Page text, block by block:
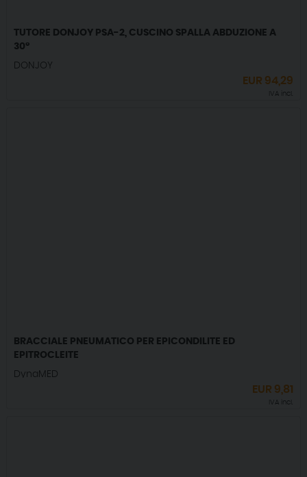
TUTORE DONJOY PSA-2, CUSCINO SPALLA ABDUZIONE A
30°
DONJOY
EUR 94,29
IVA incl.
BRACCIALE PNEUMATICO PER EPICONDILITE ED
EPITROCLEITE
DynaMED
EUR 9,81
IVA incl.